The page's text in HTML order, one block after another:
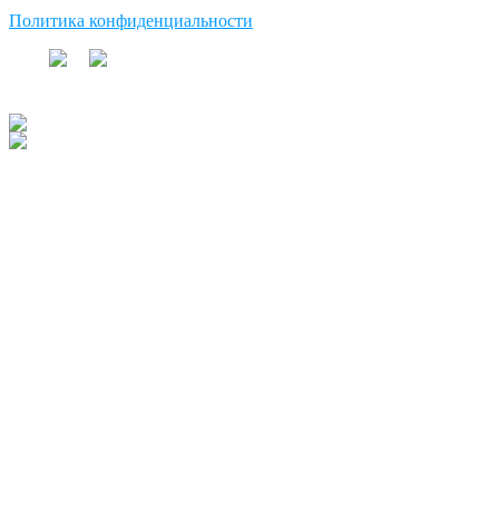
Политика конфиденциальности